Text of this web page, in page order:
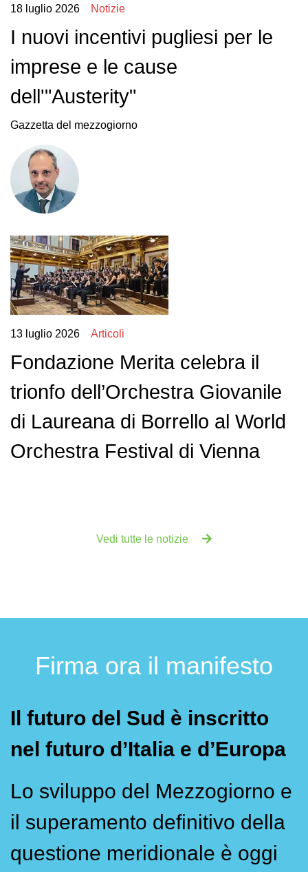
18 luglio 2026 Notizie
I nuovi incentivi pugliesi per le
imprese e le cause
dell'"Austerity"
Gazzetta del mezzogiorno
13 luglio 2026 Articoli
Fondazione Merita celebra il
trionfo dell’Orchestra Giovanile
di Laureana di Borrello al World
Orchestra Festival di Vienna
Vedi tutte le notizie
Firma ora il manifesto
Il futuro del Sud è inscritto
nel futuro d’Italia e d’Europa
Lo sviluppo del Mezzogiorno e
il superamento definitivo della
questione meridionale è oggi